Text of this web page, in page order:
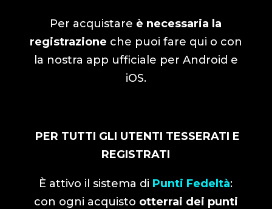
Per acquistare è necessaria la
registrazione che puoi fare qui o con
la nostra app ufficiale per Android e
iOS.
PER TUTTI GLI UTENTI TESSERATI E
REGISTRATI
È attivo il sistema di Punti Fedeltà:
con ogni acquisto otterrai dei punti